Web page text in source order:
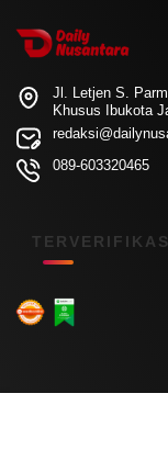
Jl. Letjen S.
Khusus Ibukota
089-603320465